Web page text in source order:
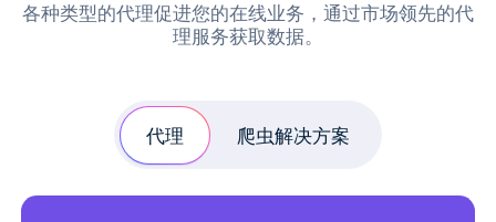
各种类型的代理促进您的在线业务，通过市场领先的代
理服务获取数据。
代理 爬虫解决方案